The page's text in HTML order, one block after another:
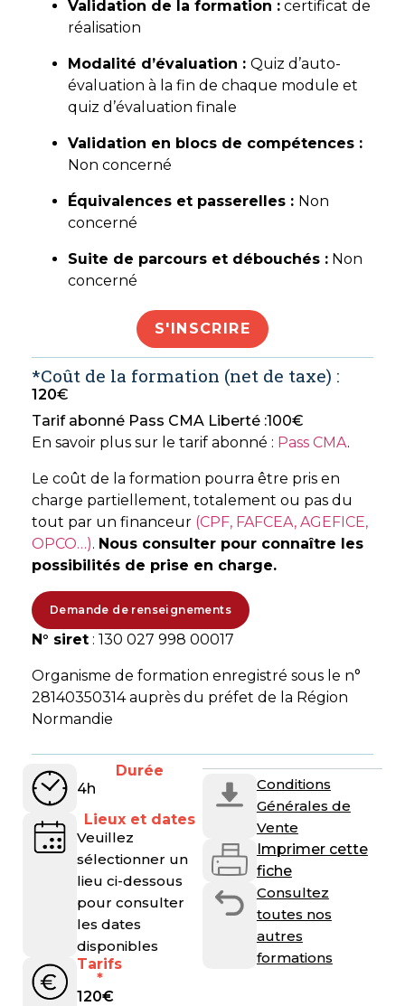
Validation de la formation : certificat de
réalisation
Modalité d’évaluation : Quiz d’auto-
évaluation à la fin de chaque module et
quiz d’évaluation finale
Validation en blocs de compétences :
Non concerné
Équivalences et passerelles : Non
concerné
Suite de parcours et débouchés : Non
concerné
S'INSCRIRE
*Coût de la formation (net de taxe) :
120€
Tarif abonné Pass CMA Liberté :100€
En savoir plus sur le tarif abonné : Pass CMA.
Le coût de la formation pourra être pris en
charge partiellement, totalement ou pas du
tout par un financeur (CPF, FAFCEA, AGEFICE,
OPCO…). Nous consulter pour connaître les
possibilités de prise en charge.
Demande de renseignements
N° siret : 130 027 998 00017
Organisme de formation enregistré sous le n°
28140350314 auprès du préfet de la Région
Normandie
Durée
4h
Lieux et dates
Veuillez
sélectionner un
lieu ci-dessous
pour consulter
les dates
disponibles
Tarifs
*
120€
Conditions
Générales de
Vente
Imprimer cette
fiche
Consultez
toutes nos
autres
formations